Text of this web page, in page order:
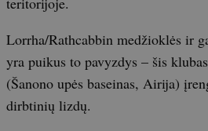
Lorrha/Rathcabbin medžioklės ir
yra puikus to pavyzdys – šis
(Šanono upės baseinas, Airija)
dirbtinių lizdų.